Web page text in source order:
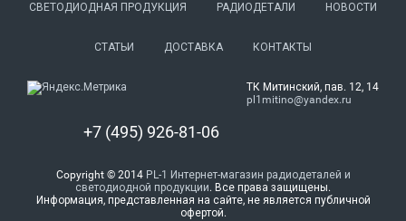
СВЕТОДИОДНАЯ ПРОДУКЦИЯ РАДИОДЕТАЛИ НОВОСТИ
СТАТЬИ ДОСТАВКА КОНТАКТЫ
ТК Митинский, пав. 12, 14
pl1mitino@yandex.ru
+7 (495) 926-81-06
Copyright © 2014 PL-1 Интернет-магазин радиодеталей и
светодиодной продукции. Все права защищены.
Информация, представленная на сайте, не является публичной
офертой.